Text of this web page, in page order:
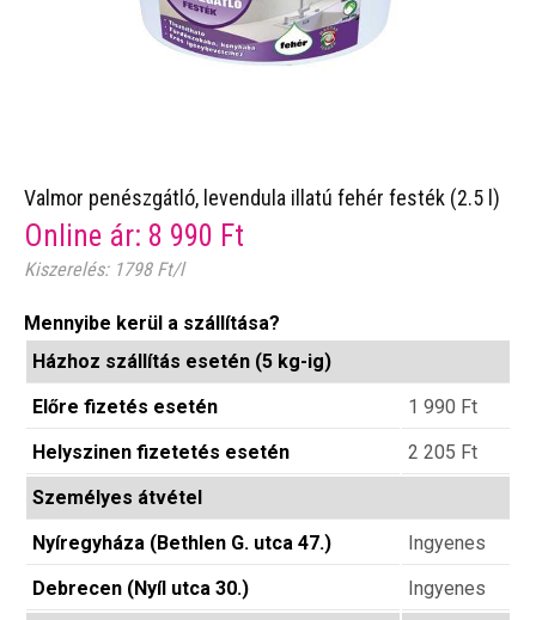
Valmor penészgátló, levendula illatú fehér festék (2.5 l)
Online ár: 8 990 Ft
Kiszerelés: 1798 Ft/l
Mennyibe kerül a szállítása?
Házhoz szállítás esetén (5 kg-ig)
Előre fizetés esetén
1 990 Ft
Helyszinen fizetetés esetén
2 205 Ft
Személyes átvétel
Nyíregyháza (Bethlen G. utca 47.)
Ingyenes
Debrecen (Nyíl utca 30.)
Ingyenes